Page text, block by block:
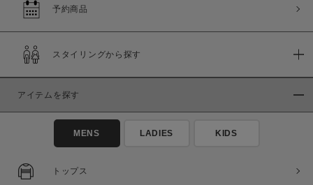
予約商品
スタイリングから探す
アイテムを探す
MENS LADIES KIDS
トップス